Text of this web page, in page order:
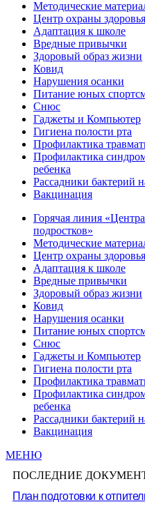
Методические
Центр охраны
Адаптация к школе
Вредные привычки
Здоровый образ жизни
Ковид
Нарушения осанки
Питание юных
Снюс
Гаджеты и Компьютер
Гигиена полости рта
Профилактика
Профилактика
ребенка
Рассадники бактерий
Вакцинация
Горячая линия
подростков»
Методические
Центр охраны
Адаптация к школе
Вредные привычки
Здоровый образ жизни
Ковид
Нарушения осанки
Питание юных
Снюс
Гаджеты и Компьютер
Гигиена полости рта
Профилактика
Профилактика
ребенка
Рассадники бактерий
Вакцинация
МЕНЮ
ПОСЛЕДНИЕ
План подготовки к